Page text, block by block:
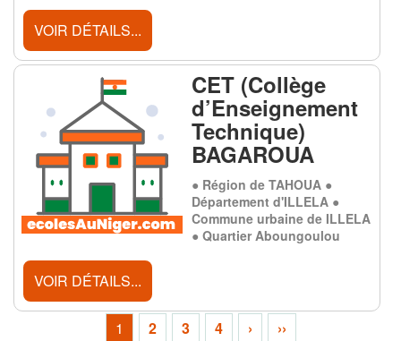
VOIR DÉTAILS...
CET (Collège
d’Enseignement
Technique)
BAGAROUA
● Région de TAHOUA ●
Département d'ILLELA ●
Commune urbaine de ILLELA
● Quartier Aboungoulou
VOIR DÉTAILS...
1 2 3 4 › ››